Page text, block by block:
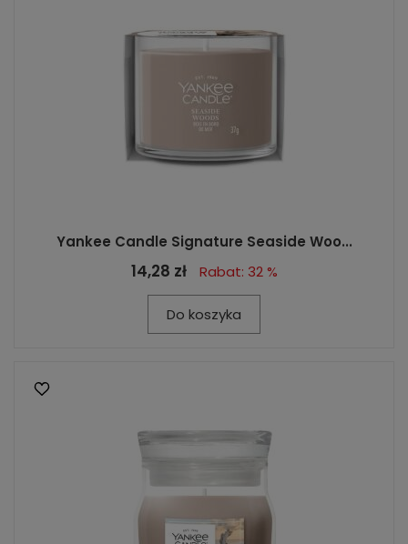
Yankee Candle Signature Seaside Woo...
14,28 zł Rabat: 32 %
Do koszyka